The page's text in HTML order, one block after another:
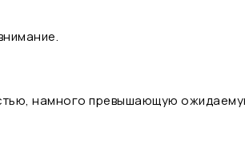
намного превышающую